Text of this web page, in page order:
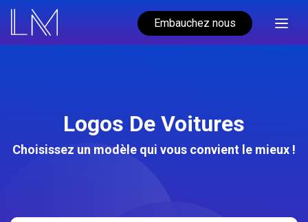
Embauchez nous
Logos De Voitures
Choisissez un modèle qui vous convient le mieux !